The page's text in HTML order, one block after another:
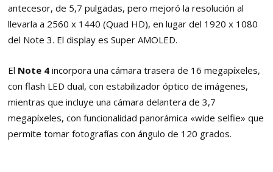
antecesor, de 5,7 pulgadas, pero mejoró la resolución al
llevarla a 2560 x 1440 (Quad HD), en lugar del 1920 x 1080
del Note 3. El display es Super AMOLED.
El Note 4 incorpora una cámara trasera de 16 megapíxeles,
con flash LED dual, con estabilizador óptico de imágenes,
mientras que incluye una cámara delantera de 3,7
megapíxeles, con funcionalidad panorámica «wide selfie» que
permite tomar fotografías con ángulo de 120 grados.